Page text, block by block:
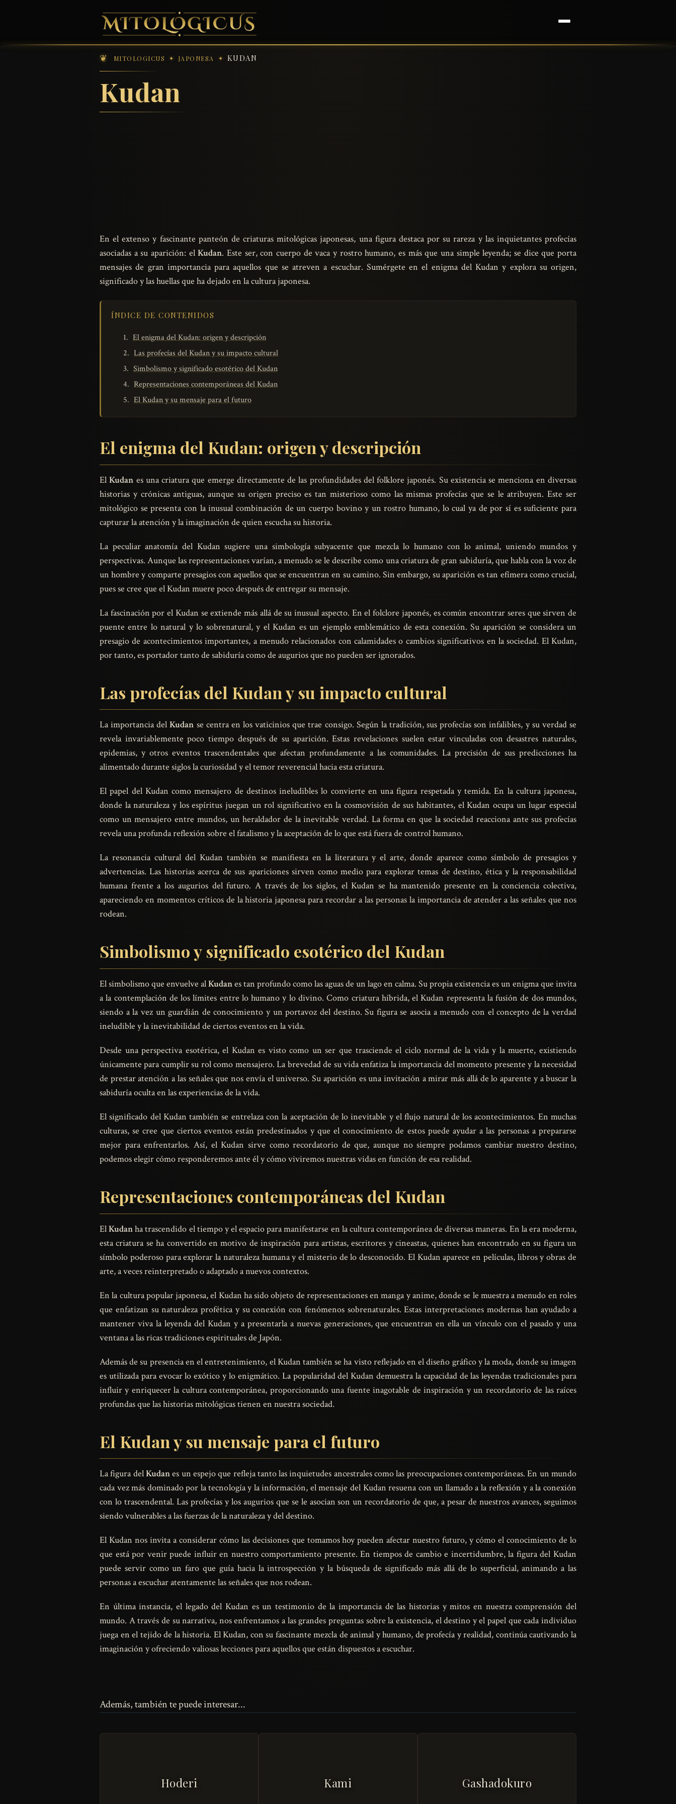
MITOLOGICUS JAPONESA KUDAN
Kudan
En el extenso y fascinante panteón de criaturas mitológicas japonesas, una figura destaca por su rareza y las inquietantes profecías
asociadas a su aparición: elKudan. Este ser, con cuerpo de vaca y rostro humano, es más que una simple leyenda; se dice que porta
mensajes de gran importancia para aquellos que se atreven a escuchar. Sumérgete en el enigma del Kudan y explora su origen,
significado y las huellas que ha dejado en la cultura japonesa.
ÍNDICE DE CONTENIDOS
El enigma del Kudan: origen y descripción
Las profecías del Kudan y su impacto cultural
Simbolismo y significado esotérico del Kudan
Representaciones contemporáneas del Kudan
El Kudan y su mensaje para el futuro
El enigma del Kudan: origen y descripción
ElKudan es una criatura que emerge directamente de las profundidades del folklore japonés. Su existencia se menciona en diversas
historias y crónicas antiguas, aunque su origen preciso es tan misterioso como las mismas profecías que se le atribuyen. Este ser
mitológico se presenta con la inusual combinación de un cuerpo bovino y un rostro humano, lo cual ya de por sí es suficiente para
capturar la atención y la imaginación de quien escucha su historia.
La peculiar anatomía del Kudan sugiere una simbología subyacente que mezcla lo humano con lo animal, uniendo mundos y
perspectivas. Aunque las representaciones varían, a menudo se le describe como una criatura de gran sabiduría, que habla con la voz de
un hombre y comparte presagios con aquellos que se encuentran en su camino. Sin embargo, su aparición es tan efímera como crucial,
pues se cree que el Kudan muere poco después de entregar su mensaje.
La fascinación por el Kudan se extiende más allá de su inusual aspecto. En el folclore japonés, es común encontrar seres que sirven de
puente entre lo natural y lo sobrenatural, y el Kudan es un ejemplo emblemático de esta conexión. Su aparición se considera un
presagio de acontecimientos importantes, a menudo relacionados con calamidades o cambios significativos en la sociedad. El Kudan,
por tanto, es portador tanto de sabiduría como de augurios que no pueden ser ignorados.
Las profecías del Kudan y su impacto cultural
La importancia delKudan se centra en los vaticinios que trae consigo. Según la tradición, sus profecías son infalibles, y su verdad se
revela invariablemente poco tiempo después de su aparición. Estas revelaciones suelen estar vinculadas con desastres naturales,
epidemias, y otros eventos trascendentales que afectan profundamente a las comunidades. La precisión de sus predicciones ha
alimentado durante siglos la curiosidad y el temor reverencial hacia esta criatura.
El papel del Kudan como mensajero de destinos ineludibles lo convierte en una figura respetada y temida. En la cultura japonesa,
donde la naturaleza y los espíritus juegan un rol significativo en la cosmovisión de sus habitantes, el Kudan ocupa un lugar especial
como un mensajero entre mundos, un heraldador de la inevitable verdad. La forma en que la sociedad reacciona ante sus profecías
revela una profunda reflexión sobre el fatalismo y la aceptación de lo que está fuera de control humano.
La resonancia cultural del Kudan también se manifiesta en la literatura y el arte, donde aparece como símbolo de presagios y
advertencias. Las historias acerca de sus apariciones sirven como medio para explorar temas de destino, ética y la responsabilidad
humana frente a los augurios del futuro. A través de los siglos, el Kudan se ha mantenido presente en la conciencia colectiva,
apareciendo en momentos críticos de la historia japonesa para recordar a las personas la importancia de atender a las señales que nos
rodean.
Simbolismo y significado esotérico del Kudan
El simbolismo que envuelve alKudanes tan profundo como las aguas de un lago en calma. Su propia existencia es un enigma que invita
a la contemplación de los límites entre lo humano y lo divino. Como criatura híbrida, el Kudan representa la fusión de dos mundos,
siendo a la vez un guardián de conocimiento y un portavoz del destino. Su figura se asocia a menudo con el concepto de la verdad
ineludible y la inevitabilidad de ciertos eventos en la vida.
Desde una perspectiva esotérica, el Kudan es visto como un ser que trasciende el ciclo normal de la vida y la muerte, existiendo
únicamente para cumplir su rol como mensajero. La brevedad de su vida enfatiza la importancia del momento presente y la necesidad
de prestar atención a las señales que nos envía el universo. Su aparición es una invitación a mirar más allá de lo aparente y a buscar la
sabiduría oculta en las experiencias de la vida.
El significado del Kudan también se entrelaza con la aceptación de lo inevitable y el flujo natural de los acontecimientos. En muchas
culturas, se cree que ciertos eventos están predestinados y que el conocimiento de estos puede ayudar a las personas a prepararse
mejor para enfrentarlos. Así, el Kudan sirve como recordatorio de que, aunque no siempre podamos cambiar nuestro destino,
podemos elegir cómo responderemos ante él y cómo viviremos nuestras vidas en función de esa realidad.
Representaciones contemporáneas del Kudan
ElKudanha trascendido el tiempo y el espacio para manifestarse en la cultura contemporánea de diversas maneras. En la era moderna,
esta criatura se ha convertido en motivo de inspiración para artistas, escritores y cineastas, quienes han encontrado en su figura un
símbolo poderoso para explorar la naturaleza humana y el misterio de lo desconocido. El Kudan aparece en películas, libros y obras de
arte, a veces reinterpretado o adaptado a nuevos contextos.
En la cultura popular japonesa, el Kudan ha sido objeto de representaciones en manga y anime, donde se le muestra a menudo en roles
que enfatizan su naturaleza profética y su conexión con fenómenos sobrenaturales. Estas interpretaciones modernas han ayudado a
mantener viva la leyenda del Kudan y a presentarla a nuevas generaciones, que encuentran en ella un vínculo con el pasado y una
ventana a las ricas tradiciones espirituales de Japón.
Además de su presencia en el entretenimiento, el Kudan también se ha visto reflejado en el diseño gráfico y la moda, donde su imagen
es utilizada para evocar lo exótico y lo enigmático. La popularidad del Kudan demuestra la capacidad de las leyendas tradicionales para
influir y enriquecer la cultura contemporánea, proporcionando una fuente inagotable de inspiración y un recordatorio de las raíces
profundas que las historias mitológicas tienen en nuestra sociedad.
El Kudan y su mensaje para el futuro
La figura delKudanes un espejo que refleja tanto las inquietudes ancestrales como las preocupaciones contemporáneas. En un mundo
cada vez más dominado por la tecnología y la información, el mensaje del Kudan resuena con un llamado a la reflexión y a la conexión
con lo trascendental. Las profecías y los augurios que se le asocian son un recordatorio de que, a pesar de nuestros avances, seguimos
siendo vulnerables a las fuerzas de la naturaleza y del destino.
El Kudan nos invita a considerar cómo las decisiones que tomamos hoy pueden afectar nuestro futuro, y cómo el conocimiento de lo
que está por venir puede influir en nuestro comportamiento presente. En tiempos de cambio e incertidumbre, la figura del Kudan
puede servir como un faro que guía hacia la introspección y la búsqueda de significado más allá de lo superficial, animando a las
personas a escuchar atentamente las señales que nos rodean.
En última instancia, el legado del Kudan es un testimonio de la importancia de las historias y mitos en nuestra comprensión del
mundo. A través de su narrativa, nos enfrentamos a las grandes preguntas sobre la existencia, el destino y el papel que cada individuo
juega en el tejido de la historia. El Kudan, con su fascinante mezcla de animal y humano, de profecía y realidad, continúa cautivando la
imaginación y ofreciendo valiosas lecciones para aquellos que están dispuestos a escuchar.
Además, también te puede interesar...
Hoderi Kami Gashadokuro